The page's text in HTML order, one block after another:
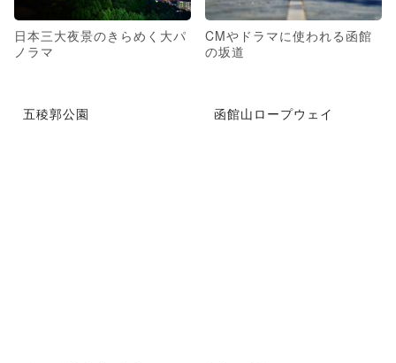
日本三大夜景のきらめく大パ
ノラマ
CMやドラマに使われる函館
の坂道
五稜郭公園 函館山ロープウェイ